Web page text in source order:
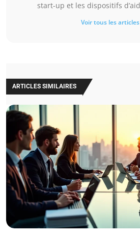
start-up et les dispositifs
Voir tous les
ARTICLES SIMILAIRES